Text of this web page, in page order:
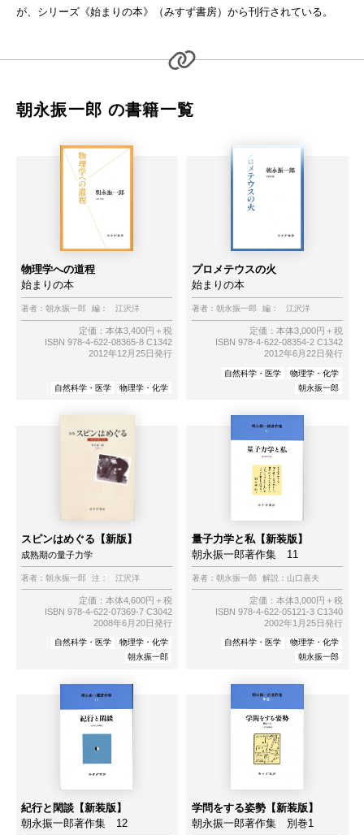
が、シリーズ《始まりの本》（みすず書房）から刊行されている。
朝永振一郎 の書籍一覧
物理学への道程
始まりの本
著者： 朝永振一郎 編： 江沢洋
定価：本体3,400円＋税
ISBN 978-4-622-08365-8 C1342
2012年12月25日発行
自然科学・医学 物理学・化学
プロメテウスの火
始まりの本
著者： 朝永振一郎 編： 江沢洋
定価：本体3,000円＋税
ISBN 978-4-622-08354-2 C1342
2012年6月22日発行
自然科学・医学
物理学・化学
朝永振一郎
スピンはめぐる【新版】
成熟期の量子力学
著者： 朝永振一郎 注： 江沢洋
定価：本体4,600円＋税
ISBN 978-4-622-07369-7 C3042
2008年6月20日発行
自然科学・医学
物理学・化学
朝永振一郎
量子力学と私【新装版】
朝永振一郎著作集 11
著者： 朝永振一郎 解説： 山口嘉夫
定価：本体3,000円＋税
ISBN 978-4-622-05121-3 C1340
2002年1月25日発行
自然科学・医学
物理学・化学
朝永振一郎
紀行と閑談【新装版】
朝永振一郎著作集 12
学問をする姿勢【新装版】
朝永振一郎著作集 別巻1